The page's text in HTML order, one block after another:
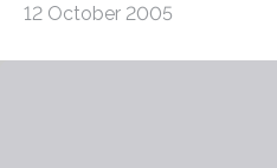
12 October 2005